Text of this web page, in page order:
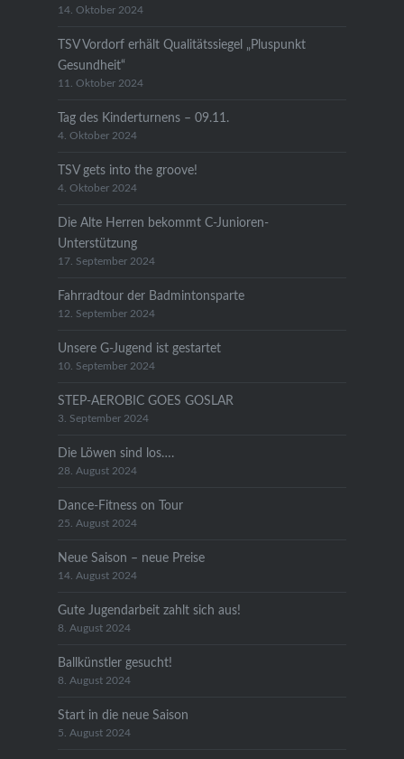
14. Oktober 2024
TSV Vordorf erhält Qualitätssiegel „Pluspunkt
Gesundheit“
11. Oktober 2024
Tag des Kinderturnens – 09.11.
4. Oktober 2024
TSV gets into the groove!
4. Oktober 2024
Die Alte Herren bekommt C-Junioren-
Unterstützung
17. September 2024
Fahrradtour der Badmintonsparte
12. September 2024
Unsere G-Jugend ist gestartet
10. September 2024
STEP-AEROBIC GOES GOSLAR
3. September 2024
Die Löwen sind los….
28. August 2024
Dance-Fitness on Tour
25. August 2024
Neue Saison – neue Preise
14. August 2024
Gute Jugendarbeit zahlt sich aus!
8. August 2024
Ballkünstler gesucht!
8. August 2024
Start in die neue Saison
5. August 2024